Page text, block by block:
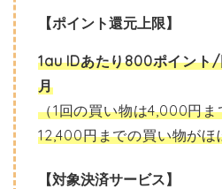
【ポイント還元上限】
1au IDあたり800ポイン
月
（1回の買い物は4,000円
12,400円までの買い物がほ
【対象決済サービス】